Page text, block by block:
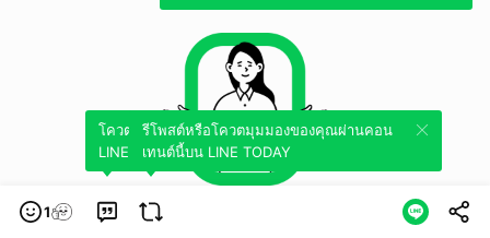
1
โควตมุมมองของคุณผ่านคอนเทนต์นี้บน
LINE TODAY
รีโพสต์หรือโควตมุมมองของคุณผ่านคอน
เทนต์นี้บน LINE TODAY